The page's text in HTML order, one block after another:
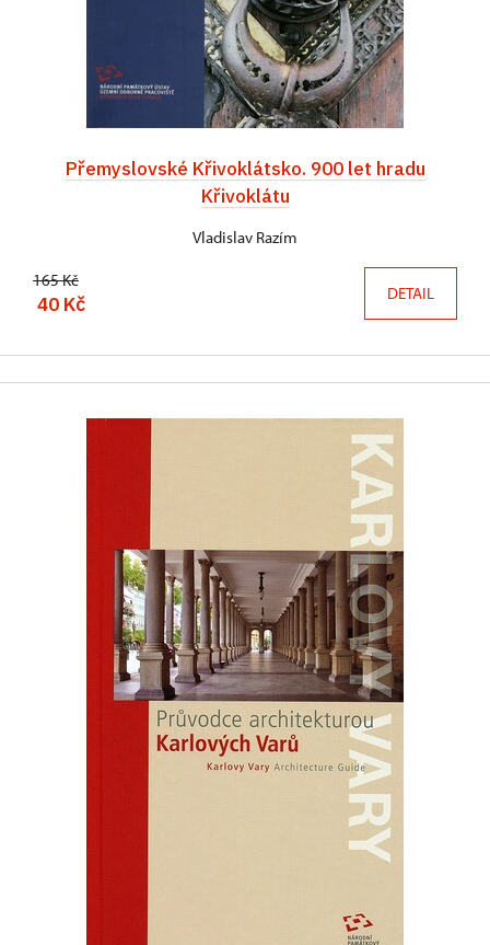
Přemyslovské Křivoklátsko. 900 let hradu
Křivoklátu
Vladislav Razím
165 Kč
40 Kč DETAIL